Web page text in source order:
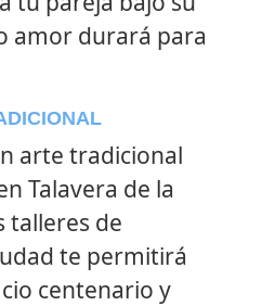
amor durará para
arte tradicional
Talavera de la
talleres de
te permitirá
centenario y